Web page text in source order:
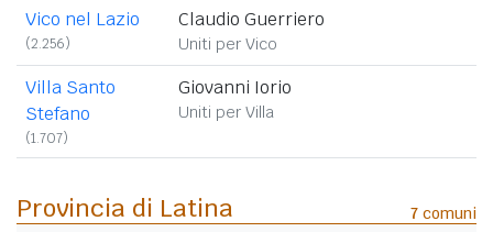
Vico nel Lazio
(2.256)
Claudio Guerriero
Uniti per Vico
Villa Santo
Stefano
(1.707)
Giovanni Iorio
Uniti per Villa
Provincia di Latina 7 comuni